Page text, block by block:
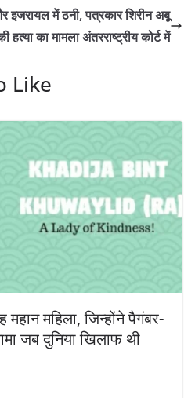
इजरायल में ठनी, पत्रकार शिरीन अबू
का मामला अंतरराष्ट्रीय कोर्ट में
Like
महिला, जिन्होंने पैगंबर-
जब दुनिया खिलाफ थी